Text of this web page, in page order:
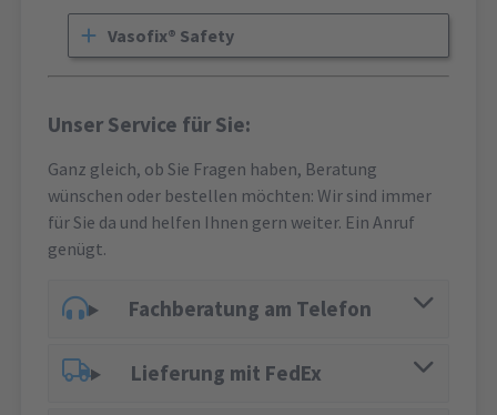
Vasofix® Safety
Unser Service für Sie:
Ganz gleich, ob Sie Fragen haben, Beratung
wünschen oder bestellen möchten: Wir sind immer
für Sie da und helfen Ihnen gern weiter. Ein Anruf
genügt.
Fachberatung am Telefon
Lieferung mit FedEx